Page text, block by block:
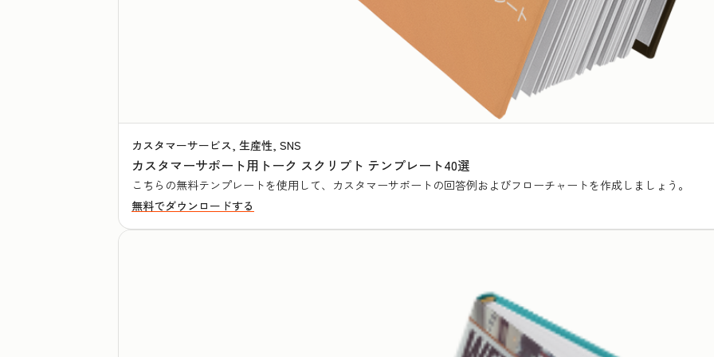
カスタマーサービス, 生産性, SNS
カスタマーサポート用トーク スクリプト テンプレート40選
こちらの無料テンプレートを使用して、カスタマーサポートの回答例およびフローチャートを作成しましょう。
無料でダウンロードする